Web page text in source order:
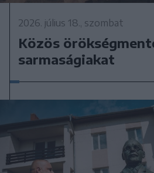
2026. július 18., szombat
Közös
sarmaságiakat